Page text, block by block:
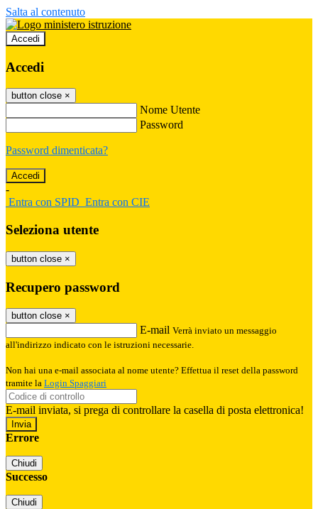
Salta al contenuto
Accedi
Accedi
button close ×
Nome Utente
Password
Password dimenticata?
-
Entra con SPID Entra con CIE
Seleziona utente
button close ×
Recupero password
button close ×
E-mail Verrà inviato un messaggio
all'indirizzo indicato con le istruzioni necessarie.
Non hai una e-mail associata al nome utente? Effettua il reset della password
tramite la Login Spaggiari
E-mail inviata, si prega di controllare la casella di posta elettronica!
Errore
Chiudi
Successo
Chiudi